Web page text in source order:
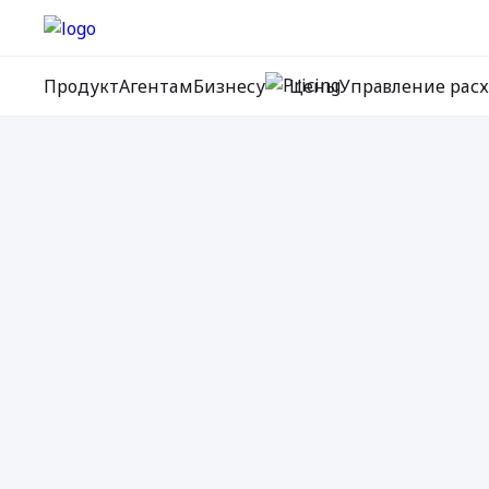
ПродуктАгентамБизнесу ЦеныУправление